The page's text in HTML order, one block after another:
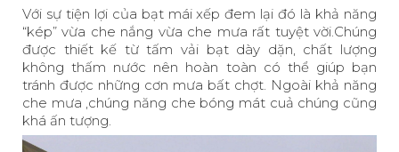
Với sự tiện lợi của bạt mái xếp đem lại đó là khả năng
“kép” vừa che nắng vừa che mưa rất tuyệt vời.Chúng
được thiết kế từ tấm vải bạt dày dặn, chất lượng
không thấm nước nên hoàn toàn có thể giúp bạn
tránh được những cơn mưa bất chợt. Ngoài khả năng
che mưa ,chúng năng che bóng mát cuả chúng cũng
khá ấn tượng.